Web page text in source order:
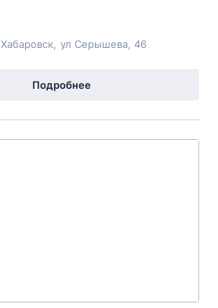
Хабаровск ул Серышева , 46
Подробнее